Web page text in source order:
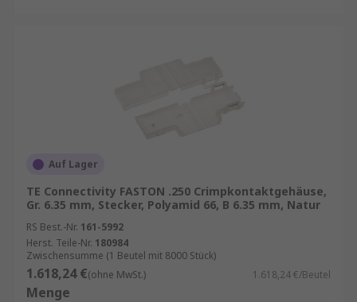
Auf Lager
TE Connectivity FASTON .250 Crimpkontaktgehäuse,
Gr. 6.35 mm, Stecker, Polyamid 66, B 6.35 mm, Natur
RS Best.-Nr. 161-5992
Herst. Teile-Nr. 180984
Zwischensumme (1 Beutel mit 8000 Stück)
1.618,24 €(ohne MwSt.) 1.618,24 €/Beutel
Menge